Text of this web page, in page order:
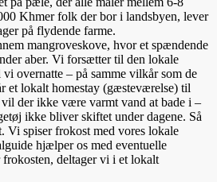
Khmer folk der bor i landsbyen, lever
på flydende farme.
mangroveskove, hvor et spændende
aber. Vi forsætter til den lokale
overnatte – på samme vilkår som de
et lokalt homestay (gæsteværelse) til
der ikke være varmt vand at bade i –
ikke bliver skiftet under dagene. Så
Vi spiser frokost med vores lokale
hjælper os med eventuelle
deltager vi i et lokalt